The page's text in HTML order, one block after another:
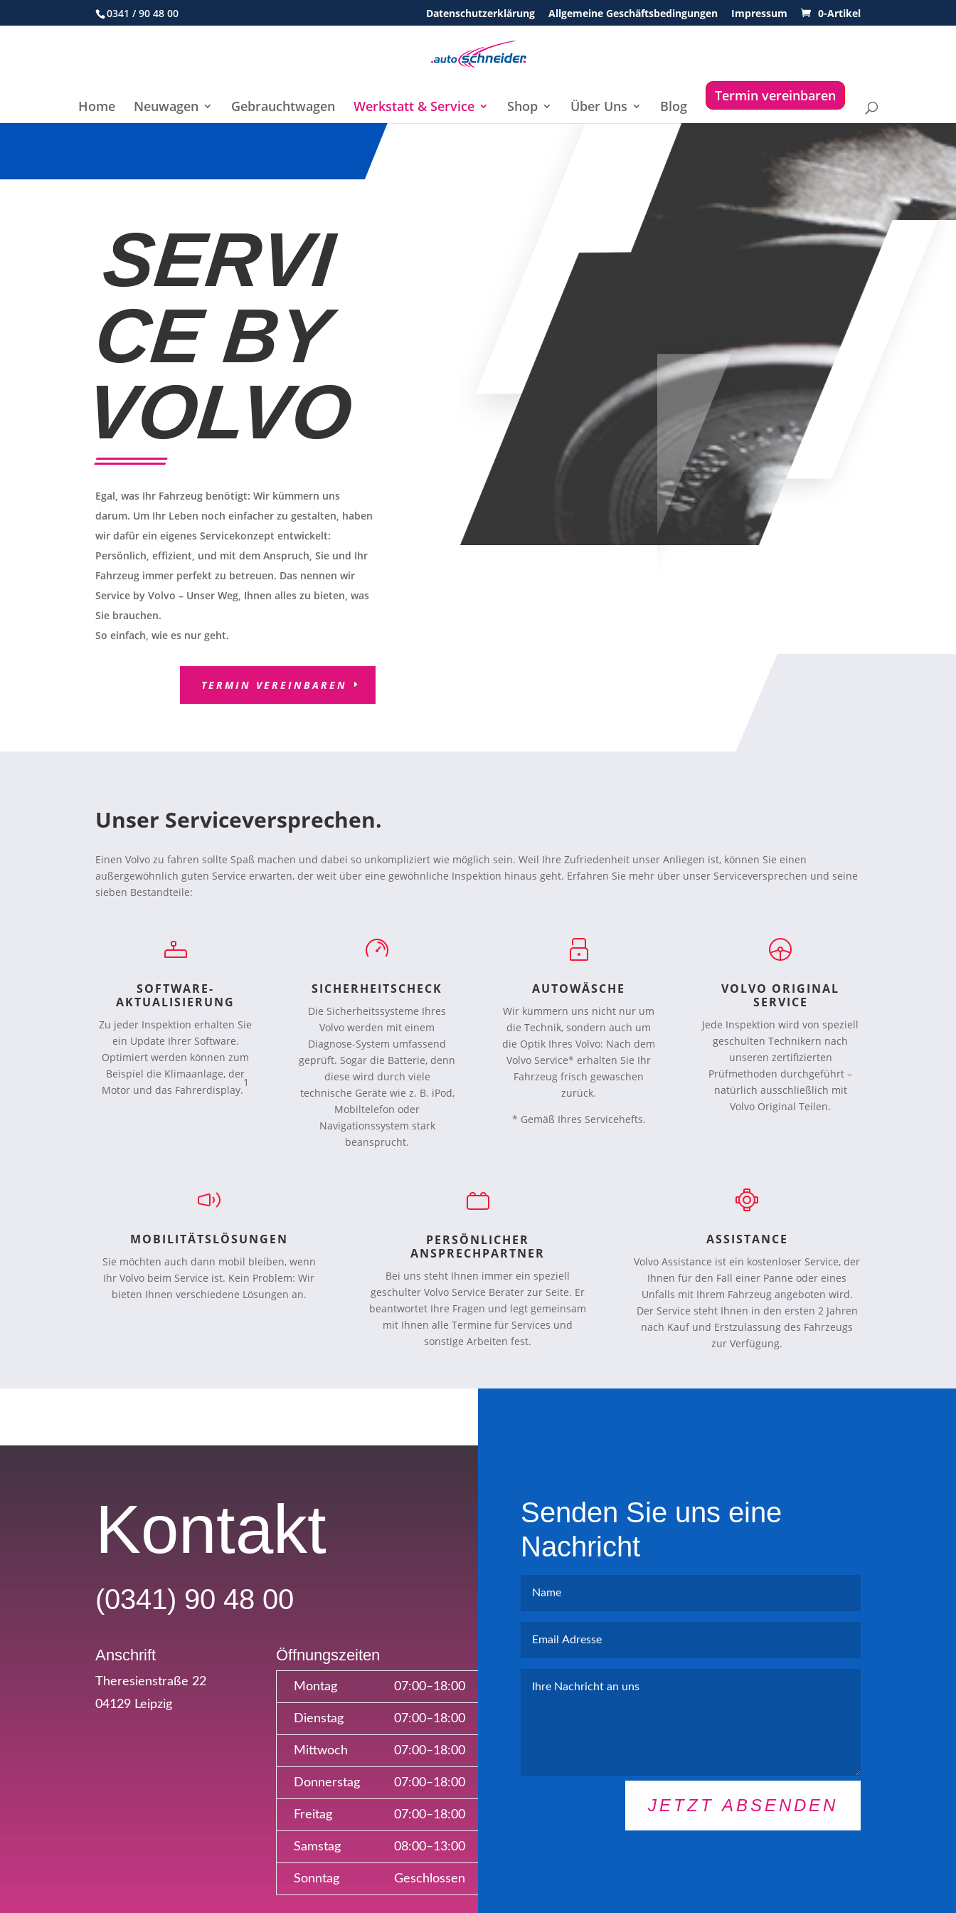
0341 / 90 48 00 Datenschutzerklärung Allgemeine Geschäftsbedingungen Impressum 0-Artikel
Home Neuwagen Gebrauchtwagen Werkstatt & Service Shop Über Uns Blog
Termin vereinbaren
SERVI
CE BY
VOLVO
Egal, was Ihr Fahrzeug benötigt: Wir kümmern uns
darum. Um Ihr Leben noch einfacher zu gestalten, haben
wir dafür ein eigenes Servicekonzept entwickelt:
Persönlich, effizient, und mit dem Anspruch, Sie und Ihr
Fahrzeug immer perfekt zu betreuen. Das nennen wir
Service by Volvo – Unser Weg, Ihnen alles zu bieten, was
Sie brauchen.
So einfach, wie es nur geht.
TERMIN VEREINBAREN
Unser Serviceversprechen.
Einen Volvo zu fahren sollte Spaß machen und dabei so unkompliziert wie möglich sein. Weil Ihre Zufriedenheit unser Anliegen ist, können Sie einen
außergewöhnlich guten Service erwarten, der weit über eine gewöhnliche Inspektion hinaus geht. Erfahren Sie mehr über unser Serviceversprechen und seine
sieben Bestandteile:
SOFTWARE-
AKTUALISIERUNG
Zu jeder Inspektion erhalten Sie
ein Update Ihrer Software.
Optimiert werden können zum
Beispiel die Klimaanlage, der
Motor und das Fahrerdisplay.
1
SICHERHEITSCHECK
Die Sicherheitssysteme Ihres
Volvo werden mit einem
Diagnose-System umfassend
geprüft. Sogar die Batterie, denn
diese wird durch viele
technische Geräte wie z. B. iPod,
Mobiltelefon oder
Navigationssystem stark
beansprucht.
AUTOWÄSCHE
Wir kümmern uns nicht nur um
die Technik, sondern auch um
die Optik Ihres Volvo: Nach dem
Volvo Service* erhalten Sie Ihr
Fahrzeug frisch gewaschen
zurück.
* Gemäß Ihres Servicehefts.
VOLVO ORIGINAL
SERVICE
Jede Inspektion wird von speziell
geschulten Technikern nach
unseren zertifizierten
Prüfmethoden durchgeführt –
natürlich ausschließlich mit
Volvo Original Teilen.
MOBILITÄTSLÖSUNGEN
Sie möchten auch dann mobil bleiben, wenn
Ihr Volvo beim Service ist. Kein Problem: Wir
bieten Ihnen verschiedene Lösungen an.
PERSÖNLICHER
ANSPRECHPARTNER
Bei uns steht Ihnen immer ein speziell
geschulter Volvo Service Berater zur Seite. Er
beantwortet Ihre Fragen und legt gemeinsam
mit Ihnen alle Termine für Services und
sonstige Arbeiten fest.
ASSISTANCE
Volvo Assistance ist ein kostenloser Service, der
Ihnen für den Fall einer Panne oder eines
Unfalls mit Ihrem Fahrzeug angeboten wird.
Der Service steht Ihnen in den ersten 2 Jahren
nach Kauf und Erstzulassung des Fahrzeugs
zur Verfügung.
Kontakt
(0341) 90 48 00
Anschrift
Theresienstraße 22
04129 Leipzig
Öffnungszeiten
Montag 07:00–18:00
Dienstag 07:00–18:00
Mittwoch 07:00–18:00
Donnerstag 07:00–18:00
Freitag 07:00–18:00
Samstag 08:00–13:00
Sonntag Geschlossen
Senden Sie uns eine
Nachricht
JETZT ABSENDEN